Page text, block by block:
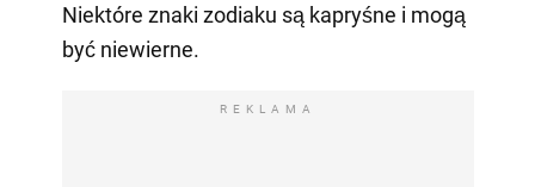
Niektóre znaki zodiaku są kapryśne i mogą
być niewierne.
REKLAMA